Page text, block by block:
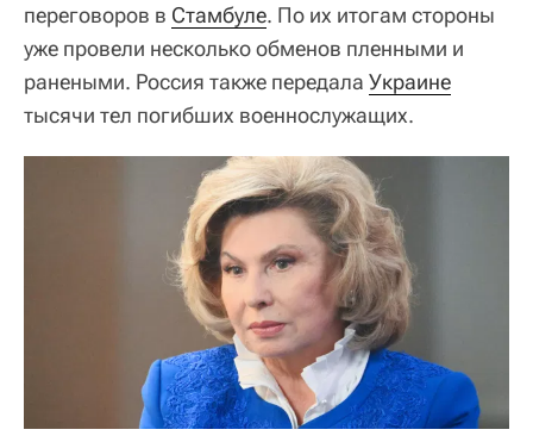
переговоров в Стамбуле. По их итогам стороны
уже провели несколько обменов пленными и
ранеными. Россия также передала Украине
тысячи тел погибших военнослужащих.